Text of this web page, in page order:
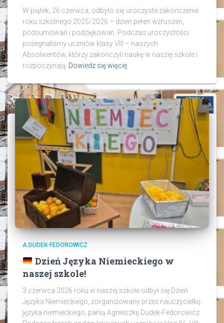
W piątek, 26 czerwca, odbyło się uroczyste zakończenie
roku szkolnego 2025/2026 – dzień pełen wzruszeń,
podsumowań i podziękowań. Podczas uroczystości
pożegnaliśmy uczniów klasy VIII – naszych
Absolwentów, którzy zakończyli naukę w naszej szkole i
rozpoczynają Dowiedz się więcej
A.DUDEK-FEDOROWICZ
Dzień Języka Niemieckiego w
naszej szkole!
3 czerwca 2026 roku w naszej szkole odbył się Dzień
Języka Niemieckiego, zorganizowany przez nauczycielkę
języka niemieckiego, panią Agnieszkę Dudek-Fedorowicz.